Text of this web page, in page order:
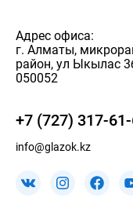
Адрес офиса:
г. Алматы,
район, ул Ыкылас
050052
+7 (727) 317-61-
info@glazok.kz